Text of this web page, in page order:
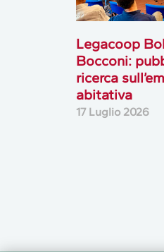
Legacoop
Bocconi:
ricerca
abitativa
17 Luglio 2026